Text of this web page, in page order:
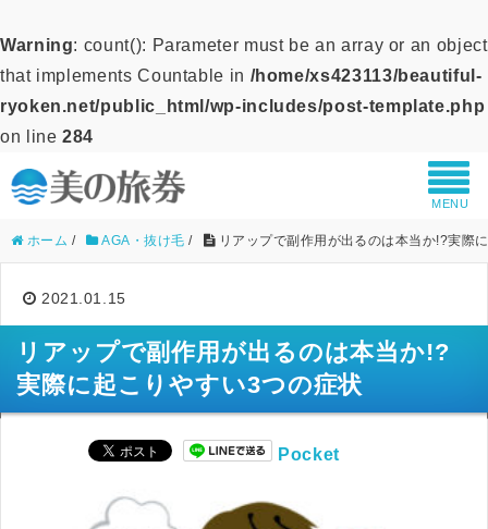
Warning: count(): Parameter must be an array or an object
that implements Countable in /home/xs423113/beautiful-
ryoken.net/public_html/wp-includes/post-template.php
on line284
MENU
ホーム / AGA・抜け毛 / リアップで副作用が出るのは本当か!?実際
2021.01.15
リアップで副作用が出るのは本当か!?
実際に起こりやすい3つの症状
Pocket